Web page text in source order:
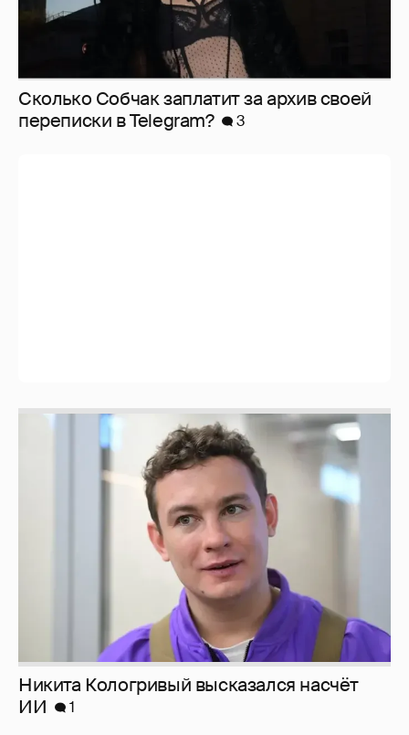
Сколько Собчак заплатит за архив своей
перeписки в Telegram?
3
Никита Кологривый высказался насчёт